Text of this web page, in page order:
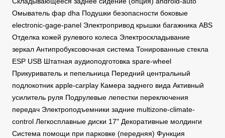
Омыватель фар dha Подушки безопасности боковые
electronic-gage-panel Электропривод крышки багажника ABS
Отделка кожей рулевого колеса Электроскладывание
зеркал Антипробуксовочная система Тонированные стекла
ESP USB Штатная аудиоподготовка spare-wheel
Прикуриватель и пепельница Передний центральный
подлокотник apple-carplay Камера заднего вида Активный
усилитель руля Подрулевые лепестки переключения
передач Электроподъемники задние multizone-climate-
control Легкосплавные диски 17" Декоративные молдинги
Система помощи при парковке (передняя) Функция